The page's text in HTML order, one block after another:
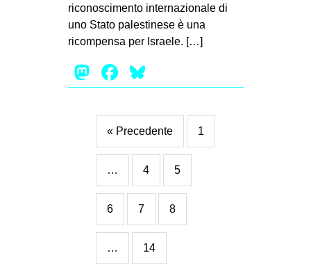
riconoscimento internazionale di
uno Stato palestinese è una
ricompensa per Israele. […]
Mastodon
Facebook
« Precedente 1
… 4 5
6 7 8
… 14